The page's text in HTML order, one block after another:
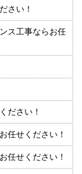
さい！
ス工事ならお任
ださい！
任せください！
任せください！